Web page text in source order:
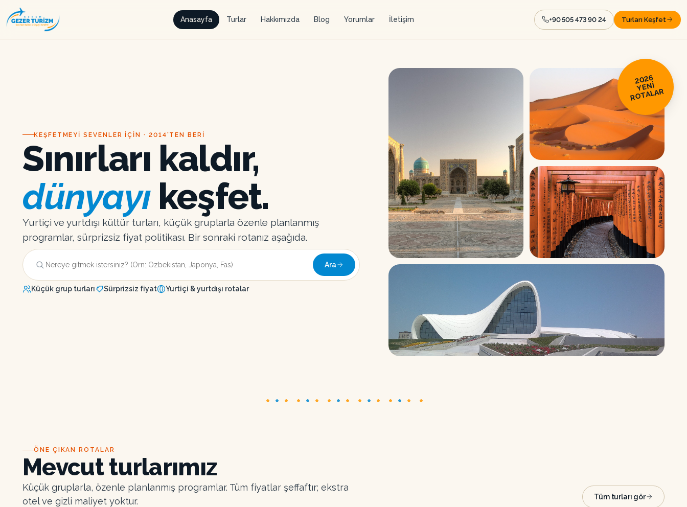
Anasayfa Turlar Hakkımızda Blog Yorumlar İletişim +90 505 473 90 24 Turları Keşfet
KEŞFETMEYI SEVENLER IÇIN · 2014'TEN BERI
Sınırları kaldır,
dünyayıkeşfet.
Yurtiçi ve yurtdışı kültür turları, küçük gruplarla özenle planlanmış
programlar, sürprizsiz fiyat politikası. Bir sonraki rotanız aşağıda.
Ara
Küçük grup turları Sürprizsiz fiyat Yurtiçi & yurtdışı rotalar
2026
YENİ
ROTALAR
ÖNE ÇIKAN ROTALAR
Mevcut turlarımız
Küçük gruplarla, özenle planlanmış programlar. Tüm fiyatlar şeffaftır; ekstra
otel ve gizli maliyet yoktur.
Tüm turları gör